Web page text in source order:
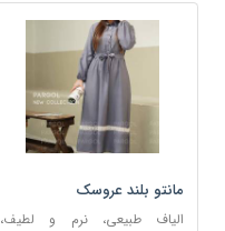
مانتو بلند عروسک
الیاف طبیعی، نرم و لطیف،